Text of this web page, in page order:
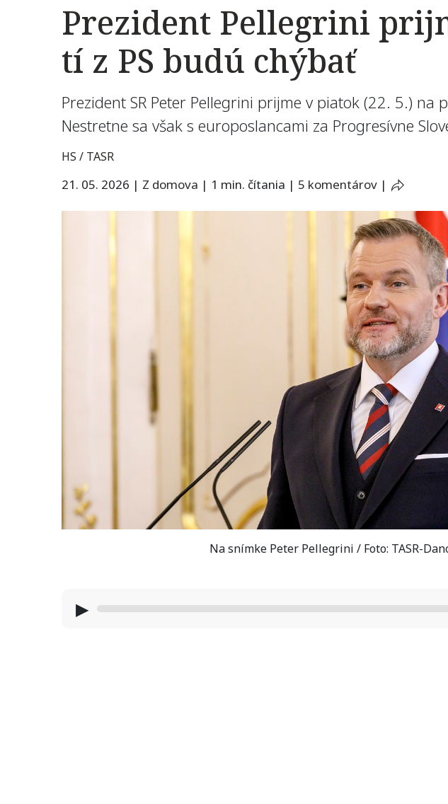
Prezident Pellegrini
tí z PS budú chýbať
Prezident SR Peter Pellegrini prijme v piatok (22. 5.)
Nestretne sa však s europoslancami za Progresívne
HS / TASR
21. 05. 2026 | Z domova | 1 min. čítania | 5 komentárov |
Na snímke Peter Pellegrini / Foto: TASR-
▶